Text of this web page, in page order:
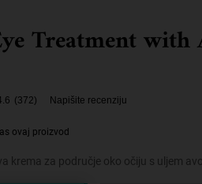
Treatment with
(372) Napišite recenziju
ovaj proizvod
krema za područje oko očiju s uljem